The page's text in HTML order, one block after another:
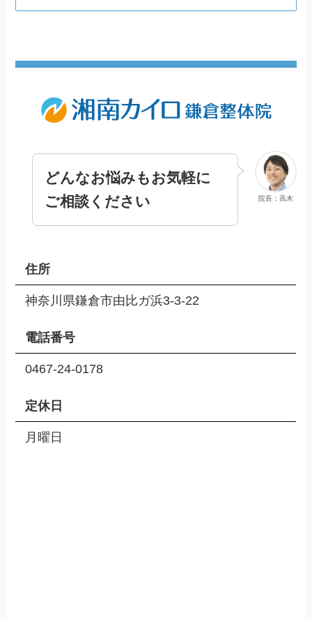
院長：高木
どんなお悩みもお気軽に
ご相談ください
住所
神奈川県鎌倉市由比ガ浜3-3-22
電話番号
0467-24-0178
定休日
月曜日